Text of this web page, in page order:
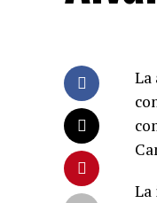
La
La